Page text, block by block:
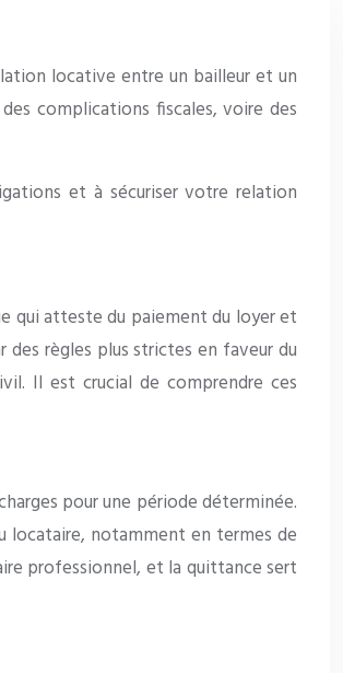
locative entre un bailleur et un
complications fiscales, voire des
et à sécuriser votre relation
qui atteste du paiement du loyer et
règles plus strictes en faveur du
Il est crucial de comprendre ces
pour une période déterminée.
locataire, notamment en termes de
professionnel, et la quittance sert